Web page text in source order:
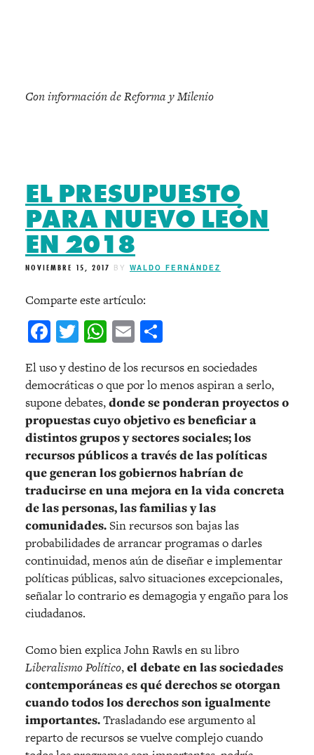
Con información de Reforma y Milenio
EL PRESUPUESTO
PARA NUEVO LEÓN
EN 2018
NOVIEMBRE 15, 2017 BY WALDO FERNÁNDEZ
Comparte este artículo:
Facebook
Twitter
WhatsApp
Email
El uso y destino de los recursos en sociedades
democráticas o que por lo menos aspiran a serlo,
supone debates,donde se ponderan proyectos o
propuestas cuyo objetivo es beneficiar a
distintos grupos y sectores sociales; los
recursos públicos a través de las políticas
que generan los gobiernos habrían de
traducirse en una mejora en la vida concreta
de las personas, las familias y las
comunidades.Sin recursos son bajas las
probabilidades de arrancar programas o darles
continuidad, menos aún de diseñar e implementar
políticas públicas, salvo situaciones excepcionales,
señalar lo contrario es demagogia y engaño para los
ciudadanos.
Como bien explica John Rawls en su libro
Liberalismo Político,el debate en las sociedades
contemporáneas es qué derechos se otorgan
cuando todos los derechos son igualmente
importantes.Trasladando ese argumento al
reparto de recursos se vuelve complejo cuando